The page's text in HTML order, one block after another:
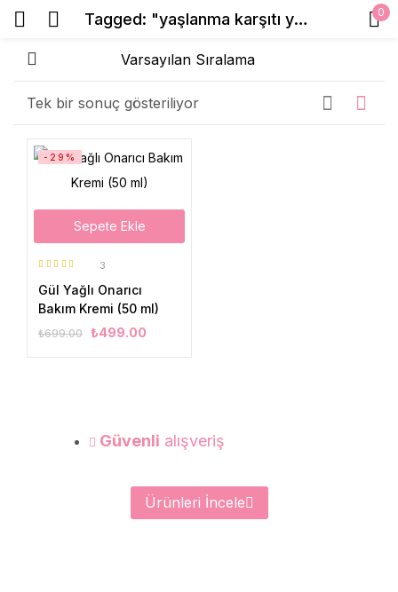
Tagged: "yaşlanma karşıtı yüz kremi" 0
Tek bir sonuç gösteriliyor
Sepete Ekle
-29%
5.00oy aldı
3
Gül Yağlı Onarıcı
Bakım Kremi (50 ml)
₺699.00 ₺499.00
Güvenli alışveriş
Ürünleri İncele
Sign in
Beni Hatırla
Giriş Yap